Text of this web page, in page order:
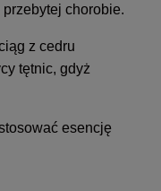
chorobie.
z cedru
tętnic, gdyż
esencję